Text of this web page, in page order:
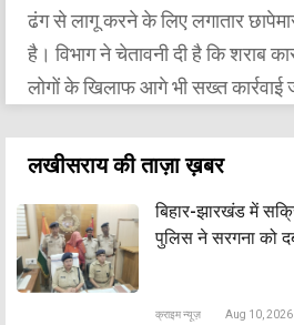
ढंग से लागू करने के लिए लगातार
है। विभाग ने चेतावनी दी है कि शराब
लोगों के खिलाफ आगे भी सख्त कार्रवाई
लखीसराय की ताज़ा ख़बर
बिहार-झारखंड में
पुलिस ने सरगना को
क्राइम न्यूज़ Aug 10,